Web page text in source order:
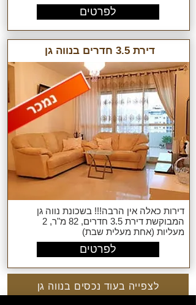
לפרטים
דירת 3.5 חדרים בנווה גן
דירות כאלה אין הרבה!!! בשכונת נווה גן
המבוקשת דירת 3.5 חדרים, 82 מ"ר, 2
מעליות (אחת מעלית שבת)
לפרטים
לצפייה בעוד נכסים בנווה גן